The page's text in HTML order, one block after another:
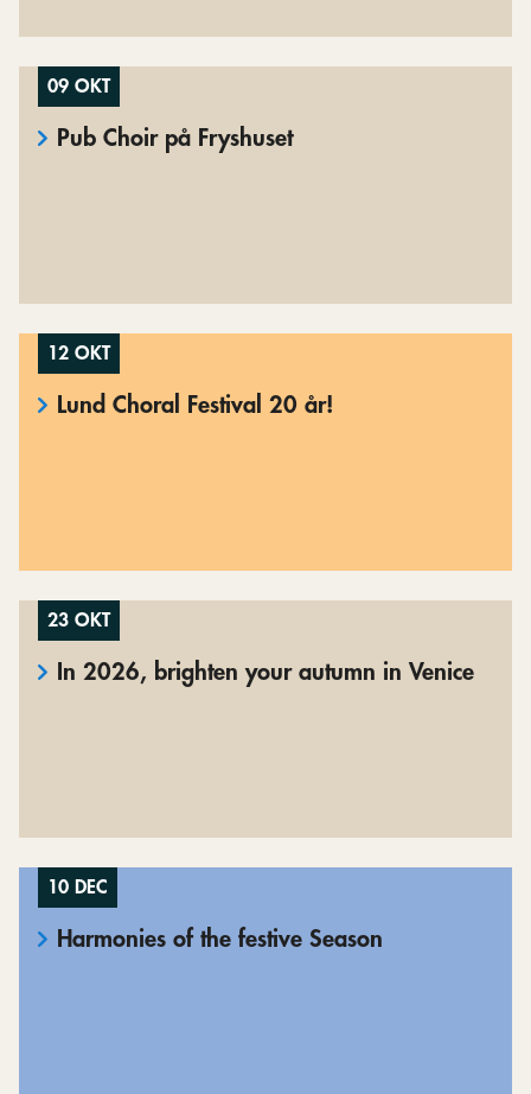
09 OKT
Pub Choir på Fryshuset
12 OKT
Lund Choral Festival 20 år!
23 OKT
In 2026, brighten your autumn in Venice
10 DEC
Harmonies of the festive Season